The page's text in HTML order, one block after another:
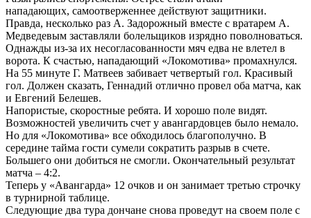
нападающих, самоотверженнее действуют защитники.
Правда, несколько раз А. Задорожный вместе с вратарем А.
Медведевым заставляли болельщиков изрядно поволноваться.
Однажды из-за их несогласованности мяч едва не влетел в
ворота. К счастью, нападающий «Локомотива» промахнулся.
На 55 минуте Г. Матвеев забивает четвертый гол. Красивый
гол. Должен сказать, Геннадий отлично провел оба матча, как
и Евгений Белешев.
Напористые, скоростные ребята. И хорошо поле видят.
Возможностей увеличить счет у авангардовцев было немало.
Но для «Локомотива» все обходилось благополучно. В
середине тайма гости сумели сократить разрыв в счете.
Большего они добиться не смогли. Окончательный результат
матча – 4:2.
Теперь у «Авангарда» 12 очков и он занимает третью строчку
в турнирной таблице.
Следующие два тура дончане снова проведут на своем поле с